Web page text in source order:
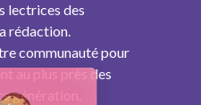
lectrices des
rédaction.
communauté pour
au plus près des
génération.